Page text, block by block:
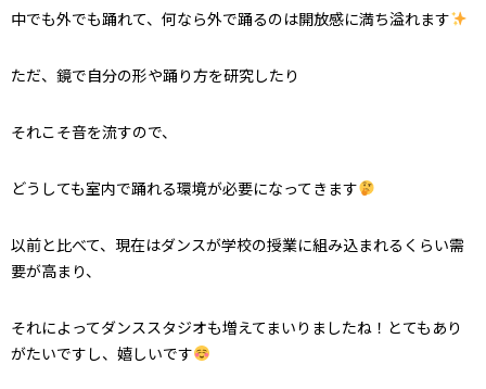
中でも外でも踊れて、何なら外で踊るのは開放感に満ち溢れます
ただ、鏡で自分の形や踊り方を研究したり
それこそ音を流すので、
どうしても室内で踊れる環境が必要になってきます
以前と比べて、現在はダンスが学校の授業に組み込まれるくらい需
要が高まり、
それによってダンススタジオも増えてまいりましたね！とてもあり
がたいですし、嬉しいです